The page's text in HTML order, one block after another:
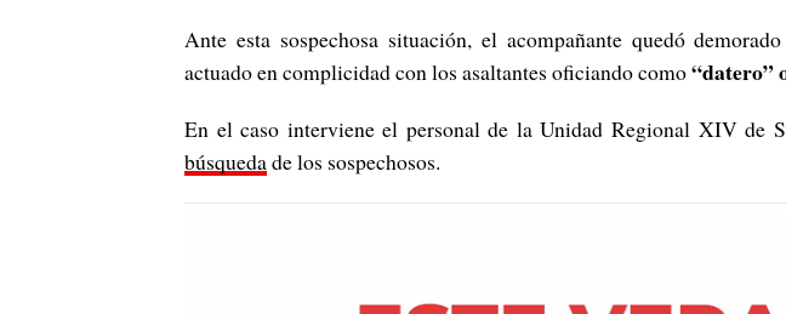
Ante esta sospechosa situación, el acompañante quedó
actuado en complicidad con los asaltantes oficiando como“datero”
En el caso interviene el personal de la Unidad Regional XIV de
búsquedade los sospechosos.